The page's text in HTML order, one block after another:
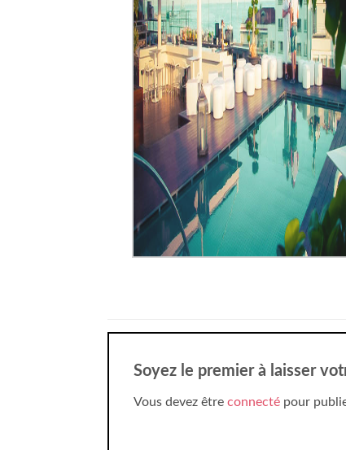
Soyez le premier à laisser
Vous devez être connecté pour